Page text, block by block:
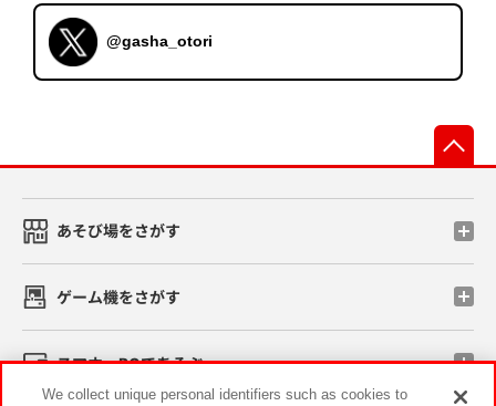
@gasha_otori
あそび場をさがす
ゲーム機をさがす
スマホ・PCであそぶ
We collect unique personal identifiers such as cookies to